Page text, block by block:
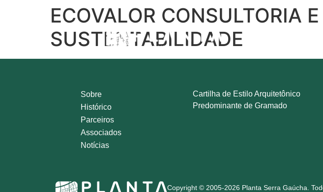
ECOVALOR CONSULTORIA
SUSTENTABILIDADE
Sobre
Histórico
Parceiros
Associados
Notícias
Cartilha de Estilo Arquitetônico
Predominante de Gramado
Copyright © 2005-2026 Planta Serra Gaúcha.